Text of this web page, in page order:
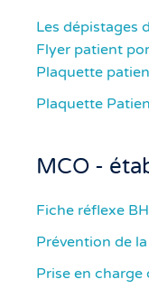
Les dépistages
Flyer patient
Plaquette
Plaquette
MCO -
Fiche réflexe
Prévention de
Prise en